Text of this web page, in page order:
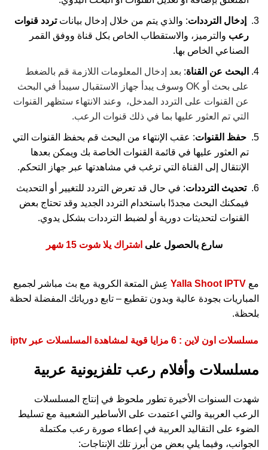
إدخال الترددات: والذي يتم من خلال إدخال بياناتتردد قنوات
رعب والترميز، والاستقطاب الخاص بكل قناة ووفق القمر
الصناعي الخاص بها.
البحث عن القناة: بعد إدخال المعلومات اللازمة قم بالضغط
على بحث أو OK وسوف يبدأ جهاز الاستقبال سيبدأ في البحث
عن القنوات على التردد المدخل، وعند الانتهاء ستظهر القنوات
التي تم العثور عليها بما في ذلك قنوات الرعب.
حفظ القنوات: عقب الإنتهاء من البحث قم بحفظ القنوات التي
تم العثور عليها في قائمة القنوات الخاصة بك ويمكن بعدها
الإنتقال إلى القناة التي ترغب في مشاهدتها عبر جهاز التحكم.
تحديث الترددات: في حال قد تعرض التردد للتغيير أو التحديث
فيمكنك البحث مجددًا باستخدام التردد الجديد وقد تحتاج بعض
القنوات لتحديثات دورية أو لضبط الترددات بشكل يدوي.
سارع بالحصول على اشتراك يلا شوت 15 شهر
مع Yalla Shoot IPTV عِش المتعة الكروية مع بث مباشر لجميع
المباريات بجودة عالية وبدون تقطيع – تابع دورياتك المفضلة لحظة
بلحظة.
مسلسلات اون لاين : 6 مزايا قوية لمشاهدة المسلسلات عبر iptv
مسلسلات وأفلام رعب تلفزيونية عربية
شهدت السنوات الأخيرة تطور ملحوظ في إنتاج المسلسلات
الرعب العربية والتي اعتمدت على الأساطير الشعبية مع تسليط
الضوء على التقاليد العربية في إعطاء صورة رعب مكتملة
الجوانب، وفيما يلي بعض من أبرز تلك الإنتاجات: